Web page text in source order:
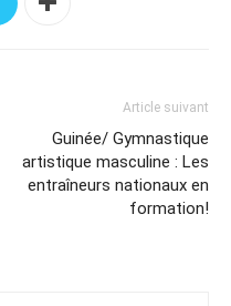
Article suivant
Guinée/ Gymnastique
artistique masculine : Les
entraîneurs nationaux en
formation!